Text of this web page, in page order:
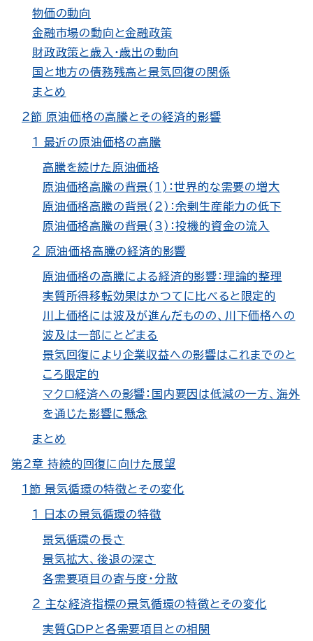
物価の動向
金融市場の動向と金融政策
財政政策と歳入・歳出の動向
国と地方の債務残高と景気回復の関係
まとめ
２節 原油価格の高騰とその経済的影響
１ 最近の原油価格の高騰
高騰を続けた原油価格
原油価格高騰の背景(1)：世界的な需要の増大
原油価格高騰の背景(2)：余剰生産能力の低下
原油価格高騰の背景(3)：投機的資金の流入
２ 原油価格高騰の経済的影響
原油価格の高騰による経済的影響：理論的整理
実質所得移転効果はかつてに比べると限定的
川上価格には波及が進んだものの、川下価格への
波及は一部にとどまる
景気回復により企業収益への影響はこれまでのと
ころ限定的
マクロ経済への影響：国内要因は低減の一方、海外
を通じた影響に懸念
まとめ
第２章 持続的回復に向けた展望
１節 景気循環の特徴とその変化
１ 日本の景気循環の特徴
景気循環の長さ
景気拡大、後退の深さ
各需要項目の寄与度・分散
２ 主な経済指標の景気循環の特徴とその変化
実質ＧＤＰと各需要項目との相関